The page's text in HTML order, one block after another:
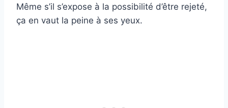
Même s’il s’expose à la possibilité d’être rejeté,
ça en vaut la peine à ses yeux.